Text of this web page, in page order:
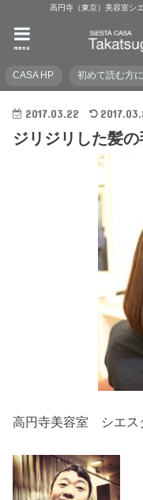
高円寺（東京）美容室シ
menu
CASA HP 初めて読む方に
2017.03.22
ジリジリした髪の
高円寺美容室 シエ